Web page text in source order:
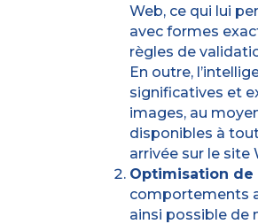
Web, ce qui lui
avec formes
règles de
En outre,
significatives et
images, au
disponibles à
arrivée sur le
Optimisation de
comportements
ainsi possible de